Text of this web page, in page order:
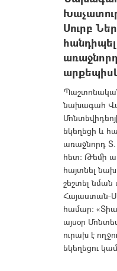
Սուրբ
Պաշտոնական
նախագահ
եկեղեցի և
առաջնորդ
հետ: Թեմի
հայտնել
շեշտել նման
Հայաստան-
համար:
այսօր
ուրախ է
եկեղեցու